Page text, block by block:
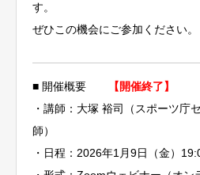
す。
ぜひこの機会にご参加ください。
■ 開催概要
【開催終了】
・講師：大塚 裕司（スポーツ庁
師）
・日程：2026年1月9日（金）